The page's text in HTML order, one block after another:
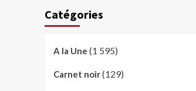
Catégories
A la Une (1 595)
Carnet noir(129)